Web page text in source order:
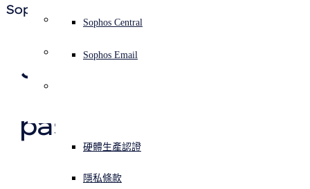
免費試用
Workspace Protection
Email Security
啟用雲端原生安全性
所有解決方案
零售業
企業政策
網路安全指引
硬體生產認證
隱私條款
威脅研究部落格
白皮書
影片
聯絡 Sophos 支援
聯絡 Partner Care
Sophos Central
Sophos Email
Sophos Press
概觀
Java-Schwachstelle
Log4Shell - Was
passiert ist und was
zu tun ist